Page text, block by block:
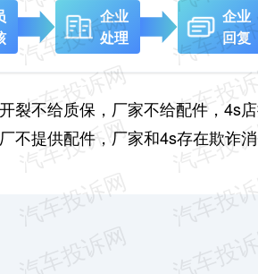
企业
处理
企业
回复
裂不给质保，厂家不给配件，4s
不提供配件，厂家和4s存在欺诈消